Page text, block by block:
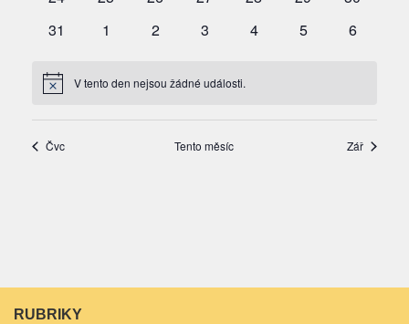
RUBRIKY